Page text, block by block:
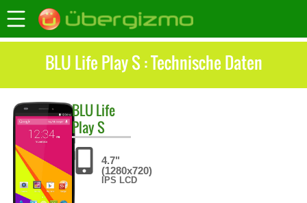
BLU Life Play S : Technische Daten
BLULife
Play S
4.7"
(1280x720)
IPS LCD